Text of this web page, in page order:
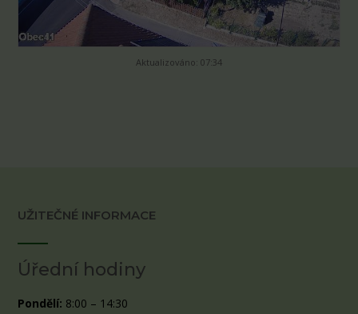
Aktualizováno: 07:34
UŽITEČNÉ INFORMACE
Úřední hodiny
Pondělí: 8:00 – 14:30